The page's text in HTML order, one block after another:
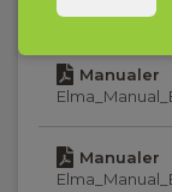
Med eller
Ja
Manualer
Manualer